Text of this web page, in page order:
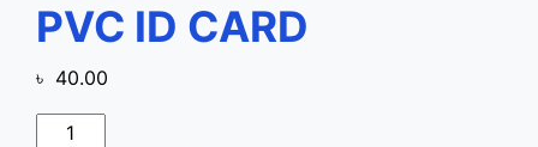
PVC ID CARD
৳ 40.00
PVC